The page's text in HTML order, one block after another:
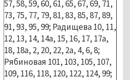
57, 58, 59, 60, 61, 65, 67, 69, 71,
73, 75, 77, 79, 81, 83, 85, 87, 89,
91, 93, 95, 99; Радищева 10, 11,
12, 13, 14, 14а, 15, 16, 17, 17а,
18, 18а, 2, 20, 22, 2а, 4, 6, 8;
Рябиновая 101, 103, 105, 107,
109, 116, 118, 120, 122, 124, 99;